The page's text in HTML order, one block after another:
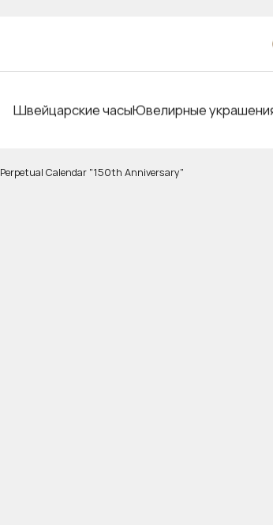
Швейцарские часыЮвелирные
Perpetual Calendar "150th Anniversary"